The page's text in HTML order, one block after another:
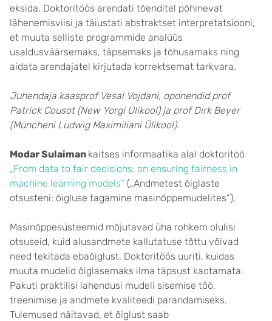
eksida. Doktoritöös arendati tõenditel põhinevat
lähenemisviisi ja täiustati abstraktset interpretatsiooni,
et muuta selliste programmide analüüs
usaldusväärsemaks, täpsemaks ja tõhusamaks ning
aidata arendajatel kirjutada korrektsemat tarkvara.
Juhendaja kaasprof Vesal Vojdani, oponendid prof
Patrick Cousot (New Yorgi Ülikool) ja prof Dirk Beyer
(Müncheni Ludwig Maximiliani Ülikool).
Modar Sulaiman kaitses informaatika alal doktoritöö
„From data to fair decisions: on ensuring fairness in
machine learning models“ („Andmetest õiglaste
otsusteni: õigluse tagamine masinõppemudelites“).
Masinõppesüsteemid mõjutavad üha rohkem olulisi
otsuseid, kuid alusandmete kallutatuse tõttu võivad
need tekitada ebaõiglust. Doktoritöös uuriti, kuidas
muuta mudelid õiglasemaks ilma täpsust kaotamata.
Pakuti praktilisi lahendusi mudeli sisemise töö,
treenimise ja andmete kvaliteedi parandamiseks.
Tulemused näitavad, et õiglust saab